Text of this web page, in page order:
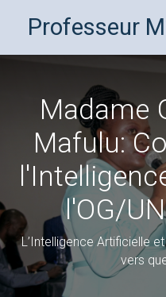
Professeur
Madame
Mafulu:
l'OG/
L’Intelligence Artificielle
vers